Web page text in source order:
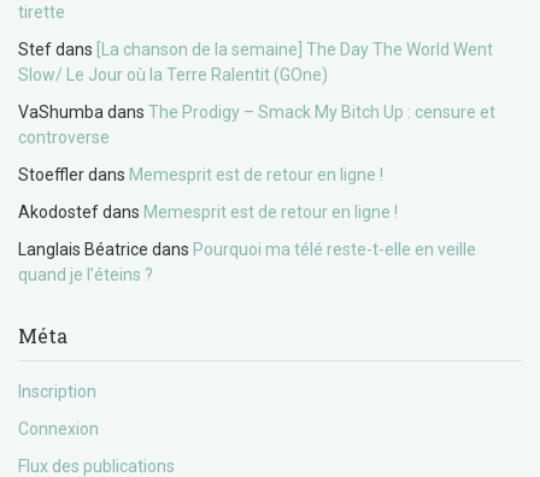
tirette
Stefdans
[La chanson de la semaine] The Day The World Went
Slow/ Le Jour où la Terre Ralentit (GOne)
VaShumba dans The Prodigy – Smack My Bitch Up : censure et
controverse
Stoefflerdans Memesprit est de retour en ligne !
Akodostefdans Memesprit est de retour en ligne !
Langlais Béatrice dans Pourquoi ma télé reste-t-elle en veille
quand je l’éteins ?
Méta
Inscription
Connexion
Flux des publications